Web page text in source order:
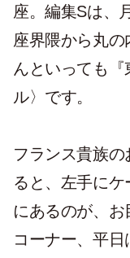
座。編集Sは、
座界隈から丸
んといっても
ル〉です。
フランス貴族
ると、左手に
にあるのが、
コーナー、平